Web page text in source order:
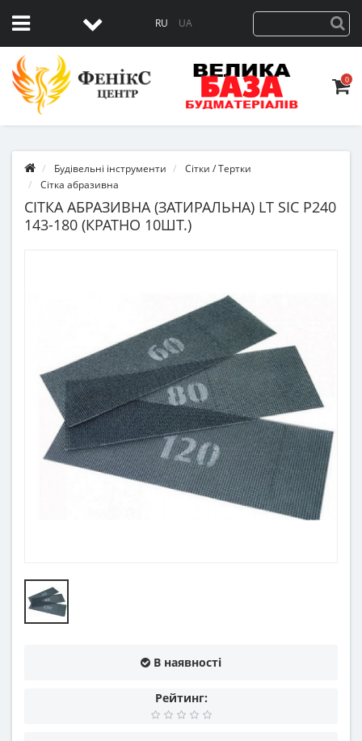
RU UA
0
Будівельні інструменти
Сітки / Тертки
Сітка абразивна
СІТКА АБРАЗИВНА (ЗАТИРАЛЬНА) LT SIC P240
143-180 (КРАТНО 10ШТ.)
В наявності
Рейтинг: